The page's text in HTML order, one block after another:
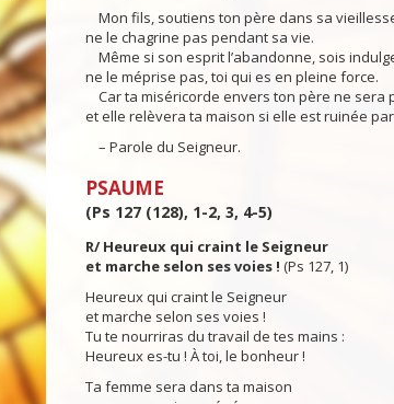
Mon fils, soutiens ton père dans sa
ne le chagrine pas pendant sa vie.
Même si son esprit l’abandonne, sois
ne le méprise pas, toi qui es en pleine force.
Car ta miséricorde envers ton père ne sera
et elle relèvera ta maison si elle est ruinée
– Parole du Seigneur.
PSAUME
(Ps 127 (128), 1-2, 3, 4-5)
R/ Heureux qui craint le Seigneur
et marche selon ses voies ! (Ps 127, 1)
Heureux qui craint le Seigneur
et marche selon ses voies !
Tu te nourriras du travail de tes mains :
Heureux es-tu ! À toi, le bonheur !
Ta femme sera dans ta maison